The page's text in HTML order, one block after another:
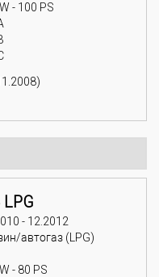
- 100 PS
- 12.2012
автогаз (LPG)
- 80 PS